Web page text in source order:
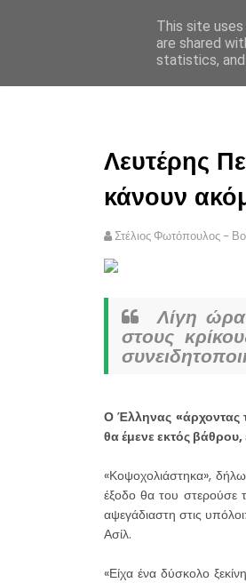
ΣΤΕΛΙΟΣ
Λευτέρης
κάνουν
Στέλιος Φωτόπουλος -
Λίγη
στους
Ο Έλληνας «άρχοντας
θα έμενε εκτός
«Κοψοχολιάστηκα»,
έξοδο θα του στερούσε
αψεγάδιαστη στις
Ασίλ.
«Είχα ένα δύσκολο
This site
are shared
statistics,